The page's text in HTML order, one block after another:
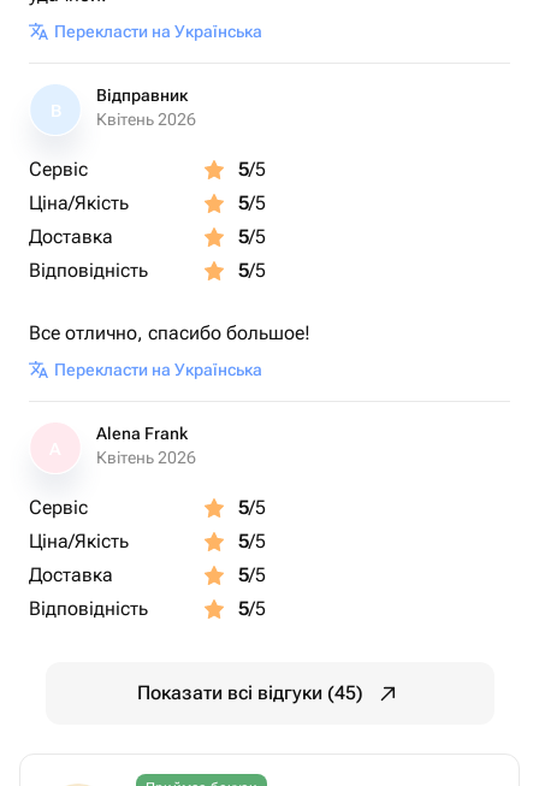
Перекласти на Українська
В
Відправник
Квітень 2026
Сервіс 5/5
Ціна/Якість
5/5
Доставка
5/5
Відповідність
5/5
Все отлично, спасибо большое!
Перекласти на Українська
Alena Frank
Квітень 2026
Сервіс 5/5
Ціна/Якість
5/5
Доставка
5/5
Відповідність
5/5
Показати всі відгуки (45)